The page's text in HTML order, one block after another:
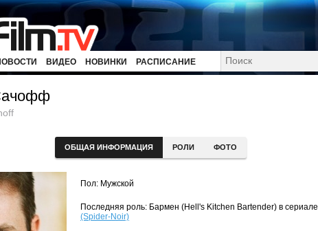
ВИДЕО НОВИНКИ РАСПИСАНИЕ
ОБЩАЯ ИНФОРМАЦИЯ РОЛИ ФОТО
Пол: Мужской
Последняя роль: Бармен (Hell's Kitchen Bartender) в сериале
(Spider-Noir)